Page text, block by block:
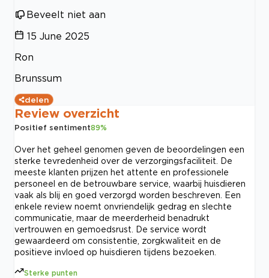
Beveelt niet aan
15 June 2025
Ron
Brunssum
delen
Review overzicht
Positief sentiment89%
Over het geheel genomen geven de beoordelingen een
sterke tevredenheid over de verzorgingsfaciliteit. De
meeste klanten prijzen het attente en professionele
personeel en de betrouwbare service, waarbij huisdieren
vaak als blij en goed verzorgd worden beschreven. Een
enkele review noemt onvriendelijk gedrag en slechte
communicatie, maar de meerderheid benadrukt
vertrouwen en gemoedsrust. De service wordt
gewaardeerd om consistentie, zorgkwaliteit en de
positieve invloed op huisdieren tijdens bezoeken.
Sterke punten